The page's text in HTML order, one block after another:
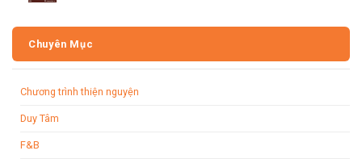
Chuyên Mục
Chương trình thiện nguyện
Duy Tâm
F&B